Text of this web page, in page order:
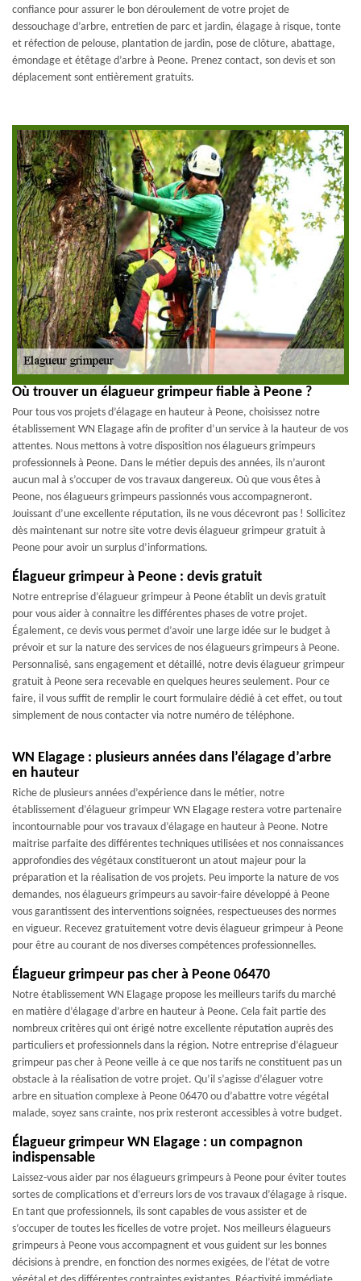
confiance pour assurer le bon déroulement de votre projet de
dessouchage d’arbre, entretien de parc et jardin, élagage à risque, tonte
et réfection de pelouse, plantation de jardin, pose de clôture, abattage,
émondage et étêtage d’arbre à Peone. Prenez contact, son devis et son
déplacement sont entièrement gratuits.
Où trouver un élagueur grimpeur fiable à Peone ?
Pour tous vos projets d’élagage en hauteur à Peone, choisissez notre
établissement WN Elagage afin de profiter d’un service à la hauteur de vos
attentes. Nous mettons à votre disposition nos élagueurs grimpeurs
professionnels à Peone. Dans le métier depuis des années, ils n’auront
aucun mal à s’occuper de vos travaux dangereux. Où que vous êtes à
Peone, nos élagueurs grimpeurs passionnés vous accompagneront.
Jouissant d’une excellente réputation, ils ne vous décevront pas ! Sollicitez
dès maintenant sur notre site votre devis élagueur grimpeur gratuit à
Peone pour avoir un surplus d’informations.
Élagueur grimpeur à Peone : devis gratuit
Notre entreprise d’élagueur grimpeur à Peone établit un devis gratuit
pour vous aider à connaitre les différentes phases de votre projet.
Également, ce devis vous permet d’avoir une large idée sur le budget à
prévoir et sur la nature des services de nos élagueurs grimpeurs à Peone.
Personnalisé, sans engagement et détaillé, notre devis élagueur grimpeur
gratuit à Peone sera recevable en quelques heures seulement. Pour ce
faire, il vous suffit de remplir le court formulaire dédié à cet effet, ou tout
simplement de nous contacter via notre numéro de téléphone.
WN Elagage : plusieurs années dans l’élagage d’arbre
en hauteur
Riche de plusieurs années d’expérience dans le métier, notre
établissement d’élagueur grimpeur WN Elagage restera votre partenaire
incontournable pour vos travaux d’élagage en hauteur à Peone. Notre
maitrise parfaite des différentes techniques utilisées et nos connaissances
approfondies des végétaux constitueront un atout majeur pour la
préparation et la réalisation de vos projets. Peu importe la nature de vos
demandes, nos élagueurs grimpeurs au savoir-faire développé à Peone
vous garantissent des interventions soignées, respectueuses des normes
en vigueur. Recevez gratuitement votre devis élagueur grimpeur à Peone
pour être au courant de nos diverses compétences professionnelles.
Élagueur grimpeur pas cher à Peone 06470
Notre établissement WN Elagage propose les meilleurs tarifs du marché
en matière d’élagage d’arbre en hauteur à Peone. Cela fait partie des
nombreux critères qui ont érigé notre excellente réputation auprès des
particuliers et professionnels dans la région. Notre entreprise d’élagueur
grimpeur pas cher à Peone veille à ce que nos tarifs ne constituent pas un
obstacle à la réalisation de votre projet. Qu’il s’agisse d’élaguer votre
arbre en situation complexe à Peone 06470 ou d’abattre votre végétal
malade, soyez sans crainte, nos prix resteront accessibles à votre budget.
Élagueur grimpeur WN Elagage : un compagnon
indispensable
Laissez-vous aider par nos élagueurs grimpeurs à Peone pour éviter toutes
sortes de complications et d’erreurs lors de vos travaux d’élagage à risque.
En tant que professionnels, ils sont capables de vous assister et de
s’occuper de toutes les ficelles de votre projet. Nos meilleurs élagueurs
grimpeurs à Peone vous accompagnent et vous guident sur les bonnes
décisions à prendre, en fonction des normes exigées, de l’état de votre